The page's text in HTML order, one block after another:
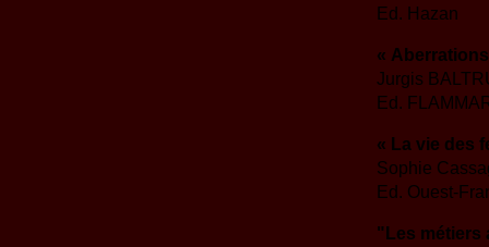
Ed. Hazan
«
Jurgis
Ed.
« La vie des
Sophie
Ed. Ouest-
"Les métiers